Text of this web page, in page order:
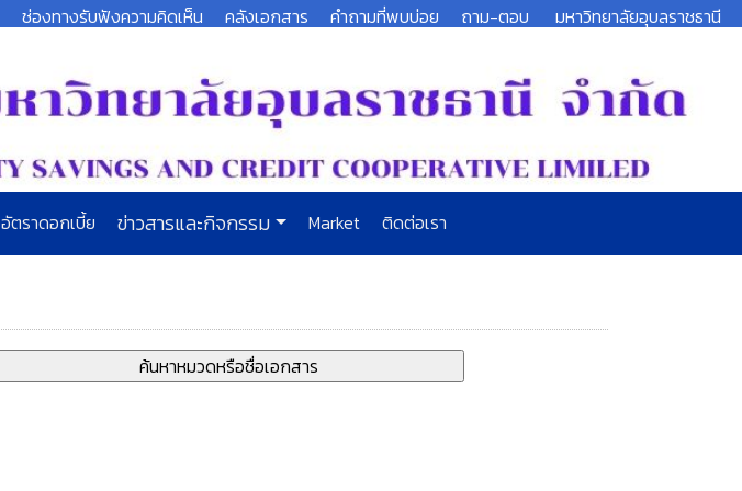
ช่องทางรับฟังความคิดเห็น คลังเอกสาร คำถามที่พบบ่อย ถาม-ตอบ มหาวิทยาลัยอุบลราชธานี
อัตราดอกเบี้ย ข่าวสารและกิจกรรม Market ติดต่อเรา